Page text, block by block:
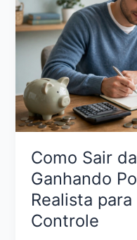
Vale
Mais
a
Pena
para
Seu
Dinheiro
em
Como Sair
Ganhando
Realista
Controle